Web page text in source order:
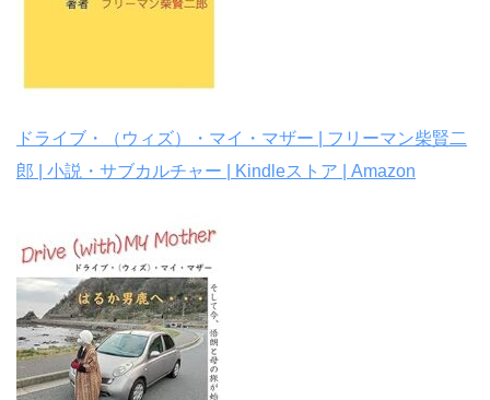
ドライブ・（ウィズ）・マイ・マザー | フリーマン柴賢二
郎 | 小説・サブカルチャー | Kindleストア | Amazon